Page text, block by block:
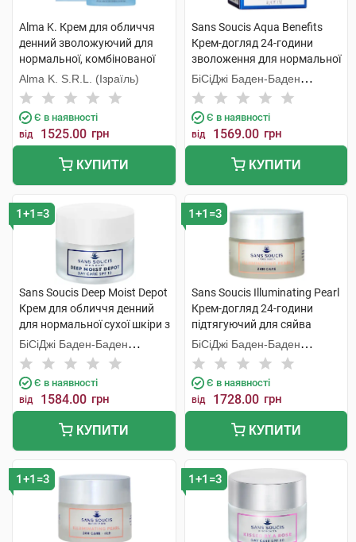
Alma K. Крем для обличчя
денний зволожуючий для
нормальної, комбінованої
шкіри 50 мл 1 банка
Alma K. S.R.L. (Ізраїль)
Є в наявності
від 1525.00 грн
КУПИТИ
Sans Soucis Aqua Benefits
Крем-догляд 24-години
зволоження для нормальної
шкіри 50 мл 1 банка
БіСіДжі Баден-Баден
Косметікс Груп Гмбх
Є в наявності
від 1569.00 грн
КУПИТИ
1+1=3
Sans Soucis Deep Moist Depot
Крем для обличчя денний
для нормальної сухої шкіри з
SPF10 50 мл 1 шт
БіСіДжі Баден-Баден
Косметікс Груп Гмбх
Є в наявності
від 1584.00 грн
КУПИТИ
1+1=3
Sans Soucis Illuminating Pearl
Крем-догляд 24-години
підтягуючий для сяйва
нормальної шкіри 50 мл 1
банка
БіСіДжі Баден-Баден
Косметікс Груп Гмбх
Є в наявності
від 1728.00 грн
КУПИТИ
1+1=3 1+1=3